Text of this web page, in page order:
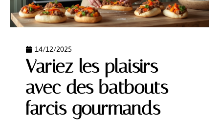
14/12/2025
Variez les plaisirs
avec des batbouts
farcis gourmands